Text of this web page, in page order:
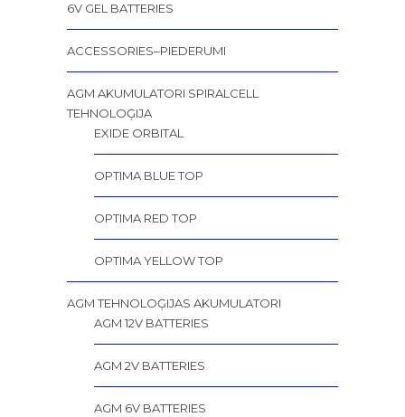
6V GEL BATTERIES
ACCESSORIES–PIEDERUMI
AGM AKUMULATORI SPIRALCELL
TEHNOLOĢIJA
EXIDE ORBITAL
OPTIMA BLUE TOP
OPTIMA RED TOP
OPTIMA YELLOW TOP
AGM TEHNOLOĢIJAS AKUMULATORI
AGM 12V BATTERIES
AGM 2V BATTERIES
AGM 6V BATTERIES